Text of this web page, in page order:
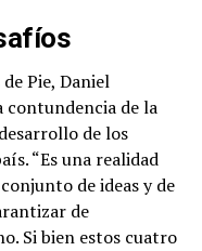
Pie, Daniel
contundencia de la
de los
“Es una realidad
de ideas y de
de
Si bien estos cuatro